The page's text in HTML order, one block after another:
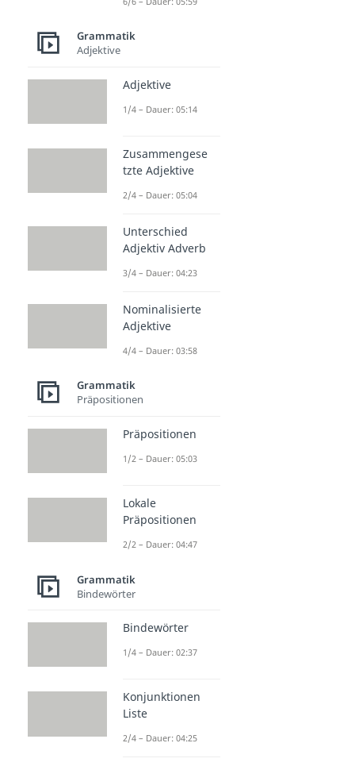
Grammatik
Adjektive
Adjektive
1/4 – Dauer: 05:14
Zusammengese
tzte Adjektive
2/4 – Dauer: 05:04
Unterschied
Adjektiv Adverb
3/4 – Dauer: 04:23
Nominalisierte
Adjektive
4/4 – Dauer: 03:58
Grammatik
Präpositionen
Präpositionen
1/2 – Dauer: 05:03
Lokale
Präpositionen
2/2 – Dauer: 04:47
Grammatik
Bindewörter
Bindewörter
1/4 – Dauer: 02:37
Konjunktionen
Liste
2/4 – Dauer: 04:25